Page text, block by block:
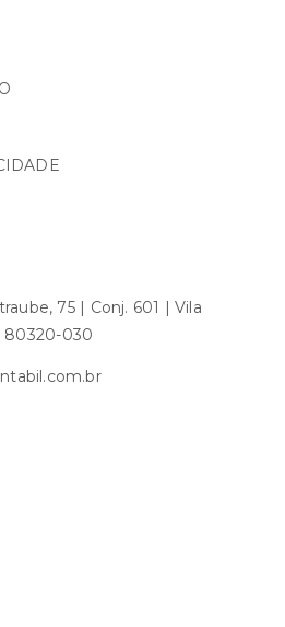
75 | Conj. 601 | Vila
80320-030